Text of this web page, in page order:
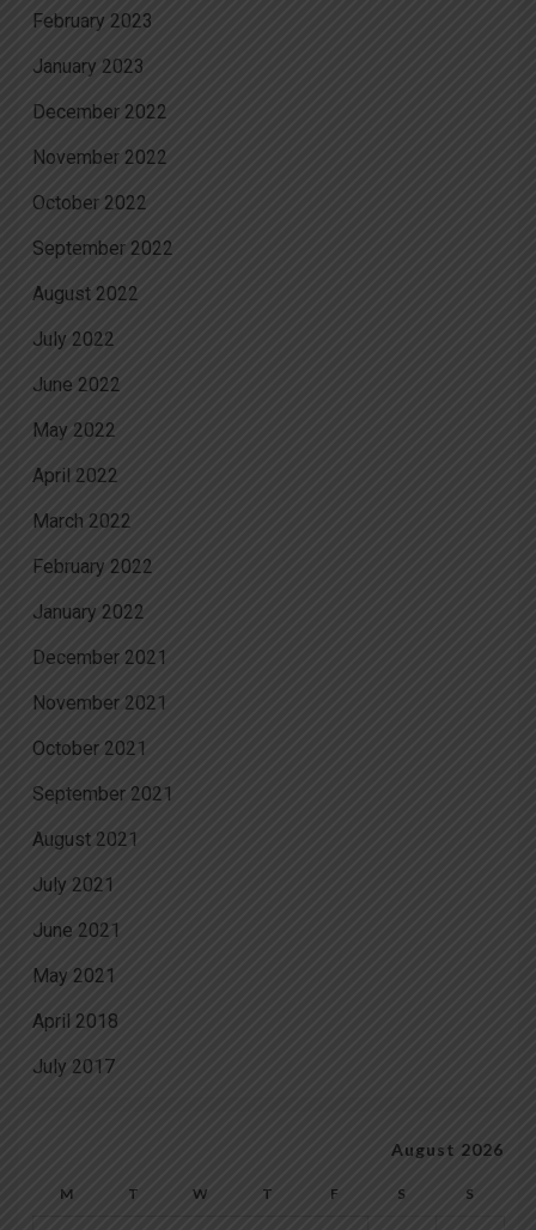
February 2023
January 2023
December 2022
November 2022
October 2022
September 2022
August 2022
July 2022
June 2022
May 2022
April 2022
March 2022
February 2022
January 2022
December 2021
November 2021
October 2021
September 2021
August 2021
July 2021
June 2021
May 2021
April 2018
July 2017
August 2026
M T W T F S S